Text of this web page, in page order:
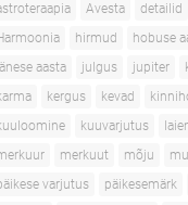
Avesta detailid
hirmud hobuse
aasta
julgus jupiter
kergus kevad
kuuvarjutus
merkuut mõju
varjutus
päikesemärk